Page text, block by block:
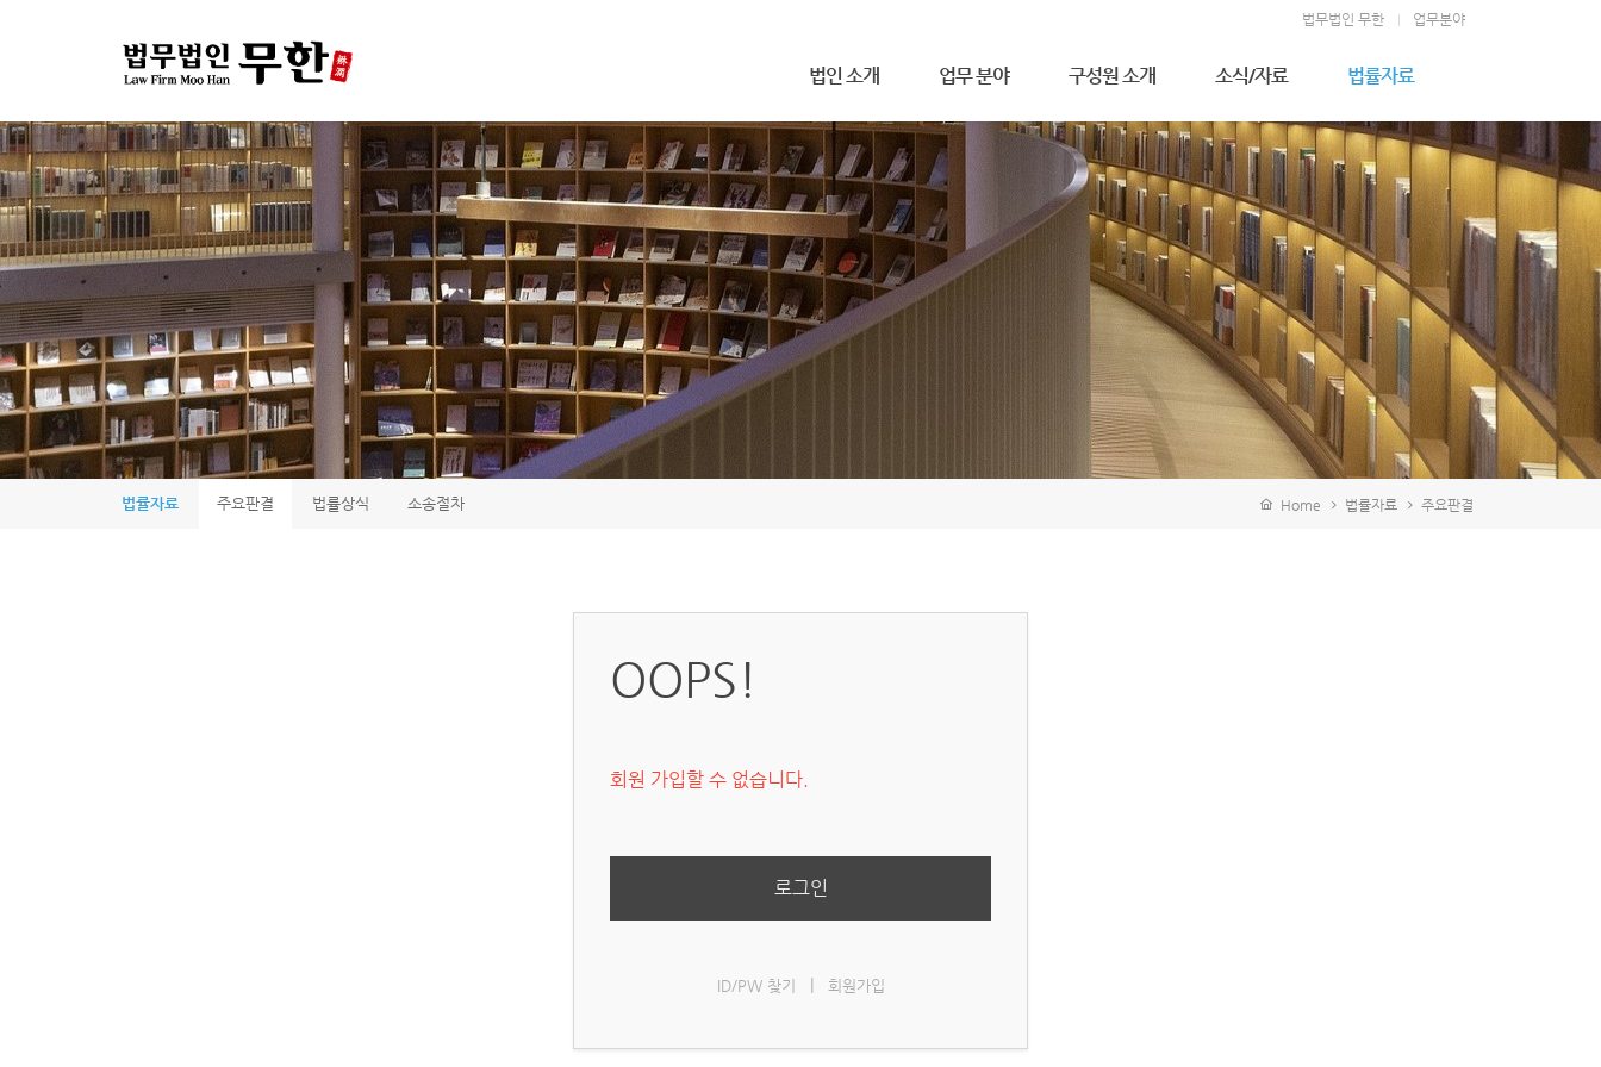
법무법인 무한 업무분야
법인 소개
무한 소개
사무소 위치
업무 분야 구성원 소개
우성만 고문변호사
김형천 고문변호사
전상훈 대표변호사
김덕길 대표변호사
이상완 대표변호사
정영석 구성원변호사
김영일 고문
이지영 변호사
김완휘 변호사
지승연 변호사
강기문 변호사
김병진 변호사
배진영 변호사
소식/자료
무한소식
법률자료
주요판결
법률상식
소송절차
법률자료 주요판결 법률상식 소송절차 Home 법률자료 주요판결
OOPS!
회원 가입할 수 없습니다.
로그인
ID/PW 찾기 회원가입